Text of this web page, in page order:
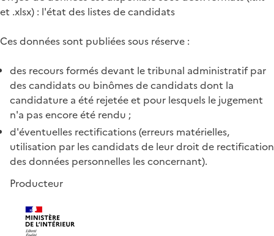
et .xlsx) : l'état des listes de candidats
Ces données sont publiées sous réserve :
des recours formés devant le tribunal administratif par
des candidats ou binômes de candidats dont la
candidature a été rejetée et pour lesquels le jugement
n'a pas encore été rendu ;
d'éventuelles rectifications (erreurs matérielles,
utilisation par les candidats de leur droit de rectification
des données personnelles les concernant).
Producteur